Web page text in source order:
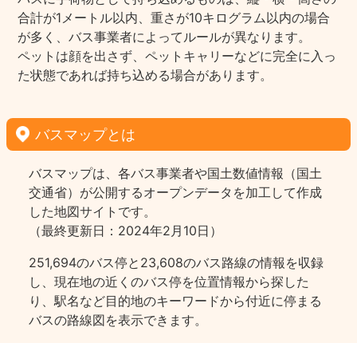
合計が1メートル以内、重さが10キログラム以内の場合
が多く、バス事業者によってルールが異なります。
ペットは顔を出さず、ペットキャリーなどに完全に入っ
た状態であれば持ち込める場合があります。
バスマップとは
バスマップは、各バス事業者や国土数値情報（国土
交通省）が公開するオープンデータを加工して作成
した地図サイトです。
（最終更新日：2024年2月10日）
251,694のバス停と23,608のバス路線の情報を収録
し、現在地の近くのバス停を位置情報から探した
り、駅名など目的地のキーワードから付近に停まる
バスの路線図を表示できます。